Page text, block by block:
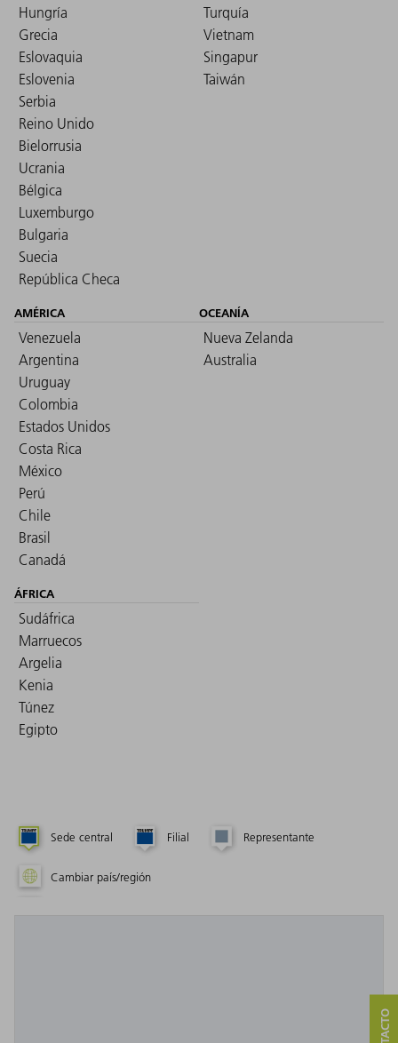
Hungría
Grecia
Eslovaquia
Eslovenia
Serbia
Reino Unido
Bielorrusia
Ucrania
Bélgica
Luxemburgo
Bulgaria
Suecia
República Checa
Turquía
Vietnam
Singapur
Taiwán
AMÉRICA
Venezuela
Argentina
Uruguay
Colombia
Estados Unidos
Costa Rica
México
Perú
Chile
Brasil
Canadá
OCEANÍA
Nueva Zelanda
Australia
ÁFRICA
Sudáfrica
Marruecos
Argelia
Kenia
Túnez
Egipto
Sede central Filial Representante
Cambiar país/región